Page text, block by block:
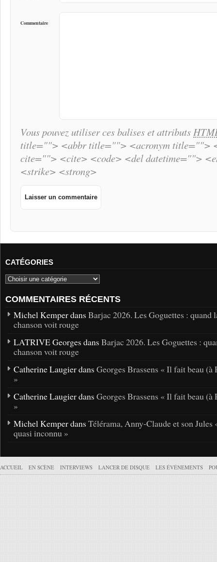
Commentaire
Vous pouvez utiliser ces balises et attributs
title=""> <abbr title=""> <acronym title="">
cite=""> <cite> <code> <del datetime="">
<strike> <strong>
CATÉGORIES
COMMENTAIRES RÉCENTS
Michel Kemper dans Barjac 2026. Les Goguettes : quand
chanson voit rouge
LATRIVE Georges dans Barjac 2026. Les Goguettes :
chanson voit rouge
Catherine Laugier dans Georges Brassens « Il fait beau (à
»
Catherine Laugier dans Georges Brassens « Il fait beau (à
»
Michel Kemper dans Télérama, Anny-Claude et son Jules
quasi inconnu »
ACCUEIL EN SCÈNE INTERVIEWS LANCER DE DISQUE LES ÉVÉNEMENTS